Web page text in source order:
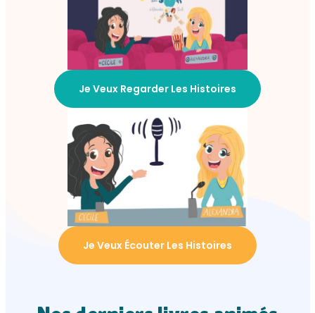
Je Veux Regarder Les Histoires
Je Veux Écouter Les Histoires